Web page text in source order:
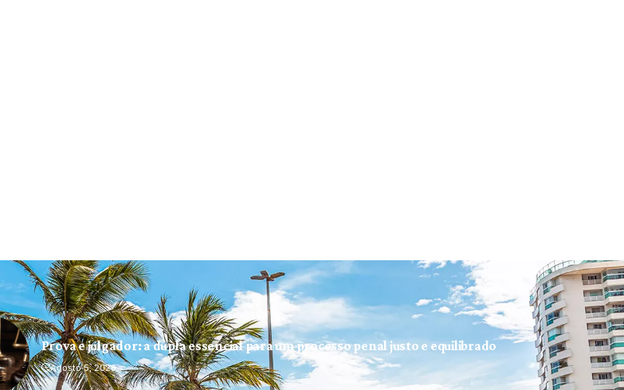
Prova e julgador: a dupla essencial para um processo penal justo e equilibrado
Agosto 5, 2026